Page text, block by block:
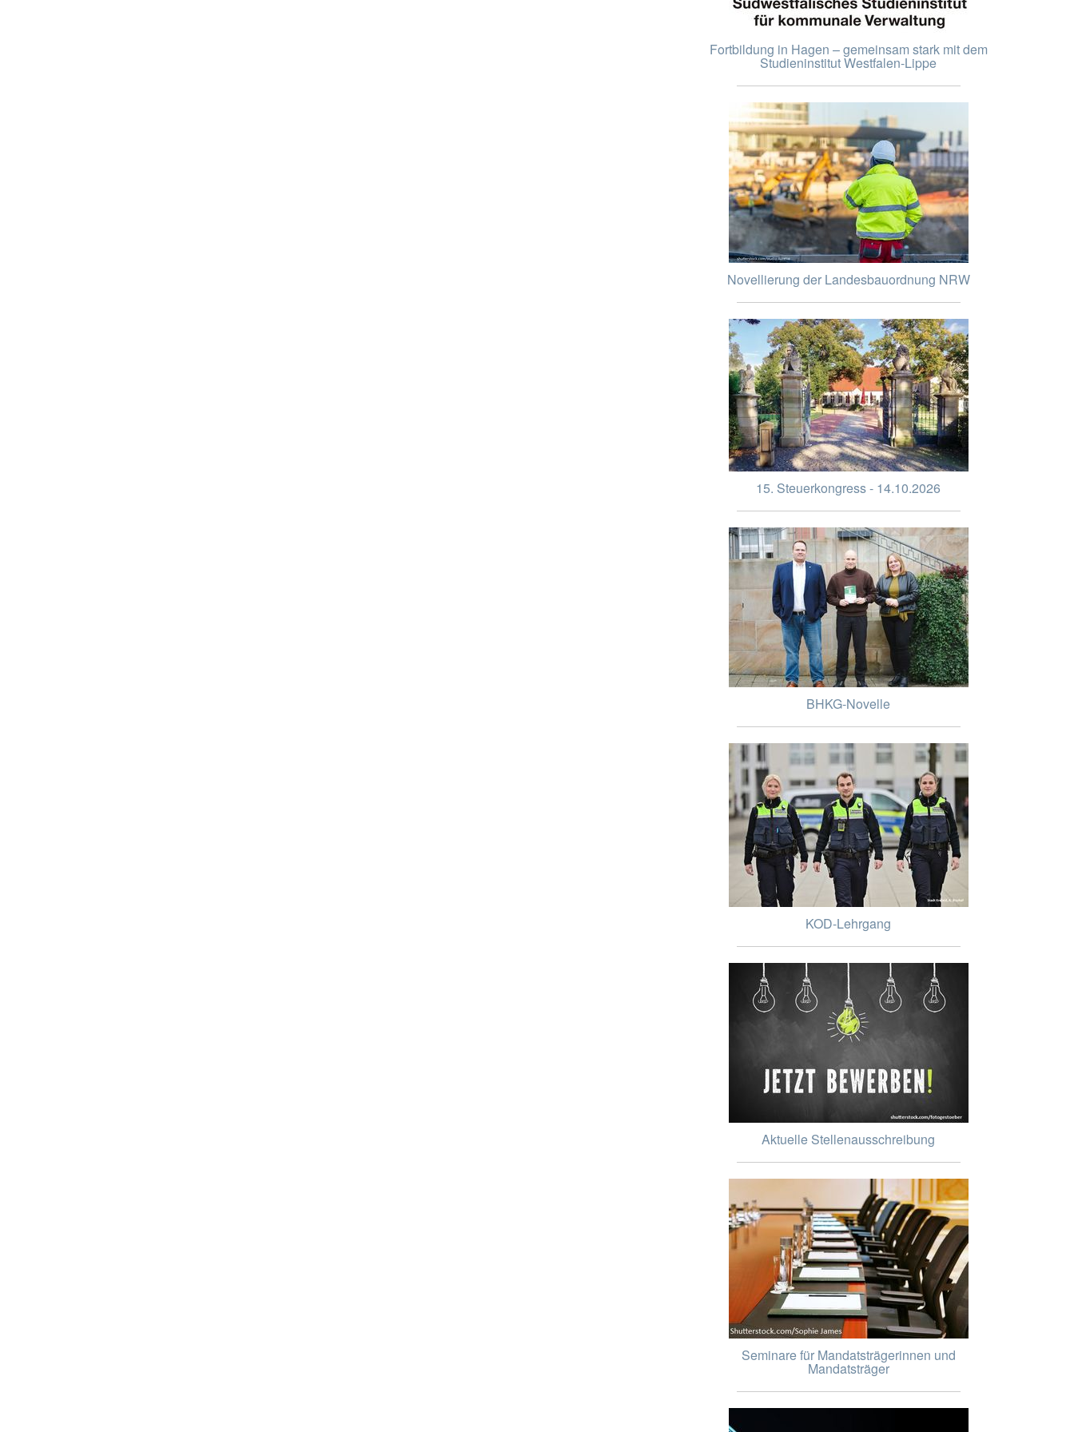
Fortbildung in Hagen – gemeinsam stark mit dem
Studieninstitut Westfalen-Lippe
Novellierung der Landesbauordnung NRW
15. Steuerkongress - 14.10.2026
BHKG-Novelle
KOD-Lehrgang
Aktuelle Stellenausschreibung
Seminare für Mandatsträgerinnen und
Mandatsträger